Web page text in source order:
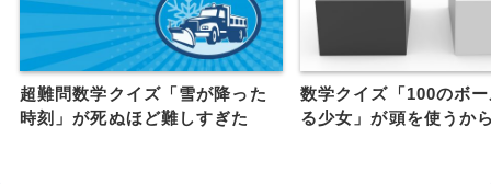
超難問数学クイズ「雪が降った
時刻」が死ぬほど難しすぎた
数学クイズ「100のボ
る少女」が頭を使うか